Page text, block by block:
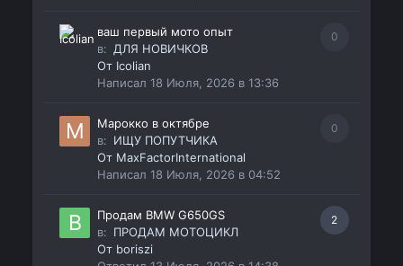
0
ваш первый мото опыт
в: ДЛЯ НОВИЧКОВ
От Icolian
Написал18 Июля, 2026 в 13:36
0
Марокко в октябре
в: ИЩУ ПОПУТЧИКА
От MaxFactorInternational
Написал18 Июля, 2026 в 04:52
2
Продам BMW G650GS
в: ПРОДАМ МОТОЦИКЛ
От boriszi